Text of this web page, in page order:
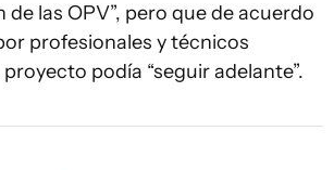
las OPV”, pero que de acuerdo
profesionales y técnicos
podía “seguir adelante”.